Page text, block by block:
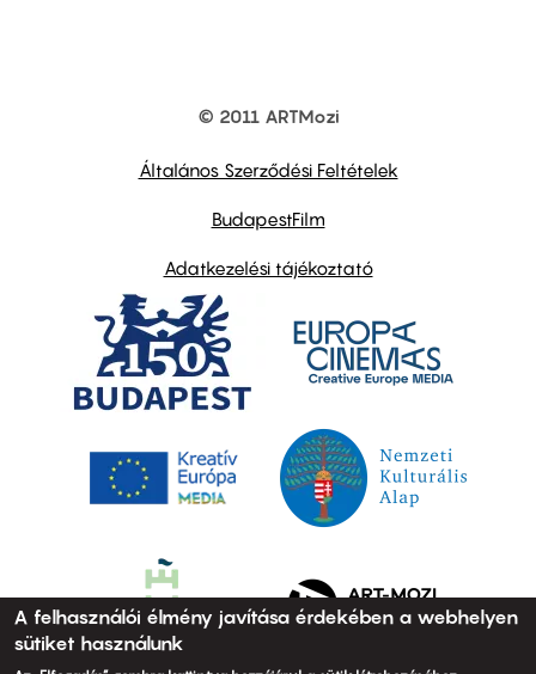
© 2011 ARTMozi
Általános Szerződési Feltételek
BudapestFilm
Adatkezelési tájékoztató
A felhasználói élmény javítása érdekében a webhelyen
sütiket használunk